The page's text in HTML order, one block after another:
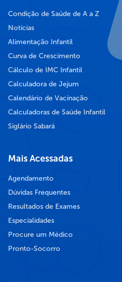
Condição de Saúde de A a Z
Notícias
Alimentação Infantil
Curva de Crescimento
Cálculo de IMC Infantil
Calculadora de Jejum
Calendário de Vacinação
Calculadoras de Saúde Infantil
Siglário Sabará
Mais Acessadas
Agendamento
Dúvidas Frequentes
Resultados de Exames
Especialidades
Procure um Médico
Pronto-Socorro